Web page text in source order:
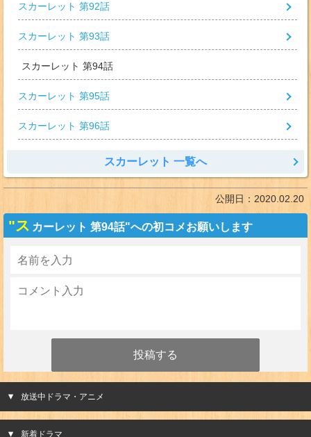
スカーレット 第92話
スカーレット 第93話
スカーレット 第94話
スカーレット 第95話
スカーレット 第96話
スカーレット 一覧へ
公開日： 2020.02.20
"ス カーレット 第94話"への初コメお願いします
放送中ドラマ・アニメ
新着ドラマ